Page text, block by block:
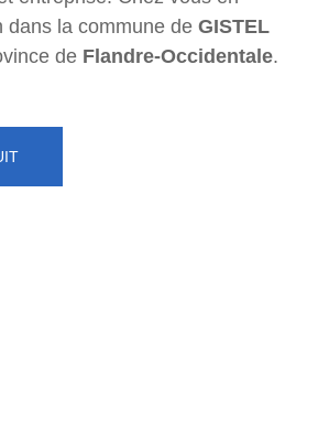
dans la commune de GISTEL
de Flandre-Occidentale.